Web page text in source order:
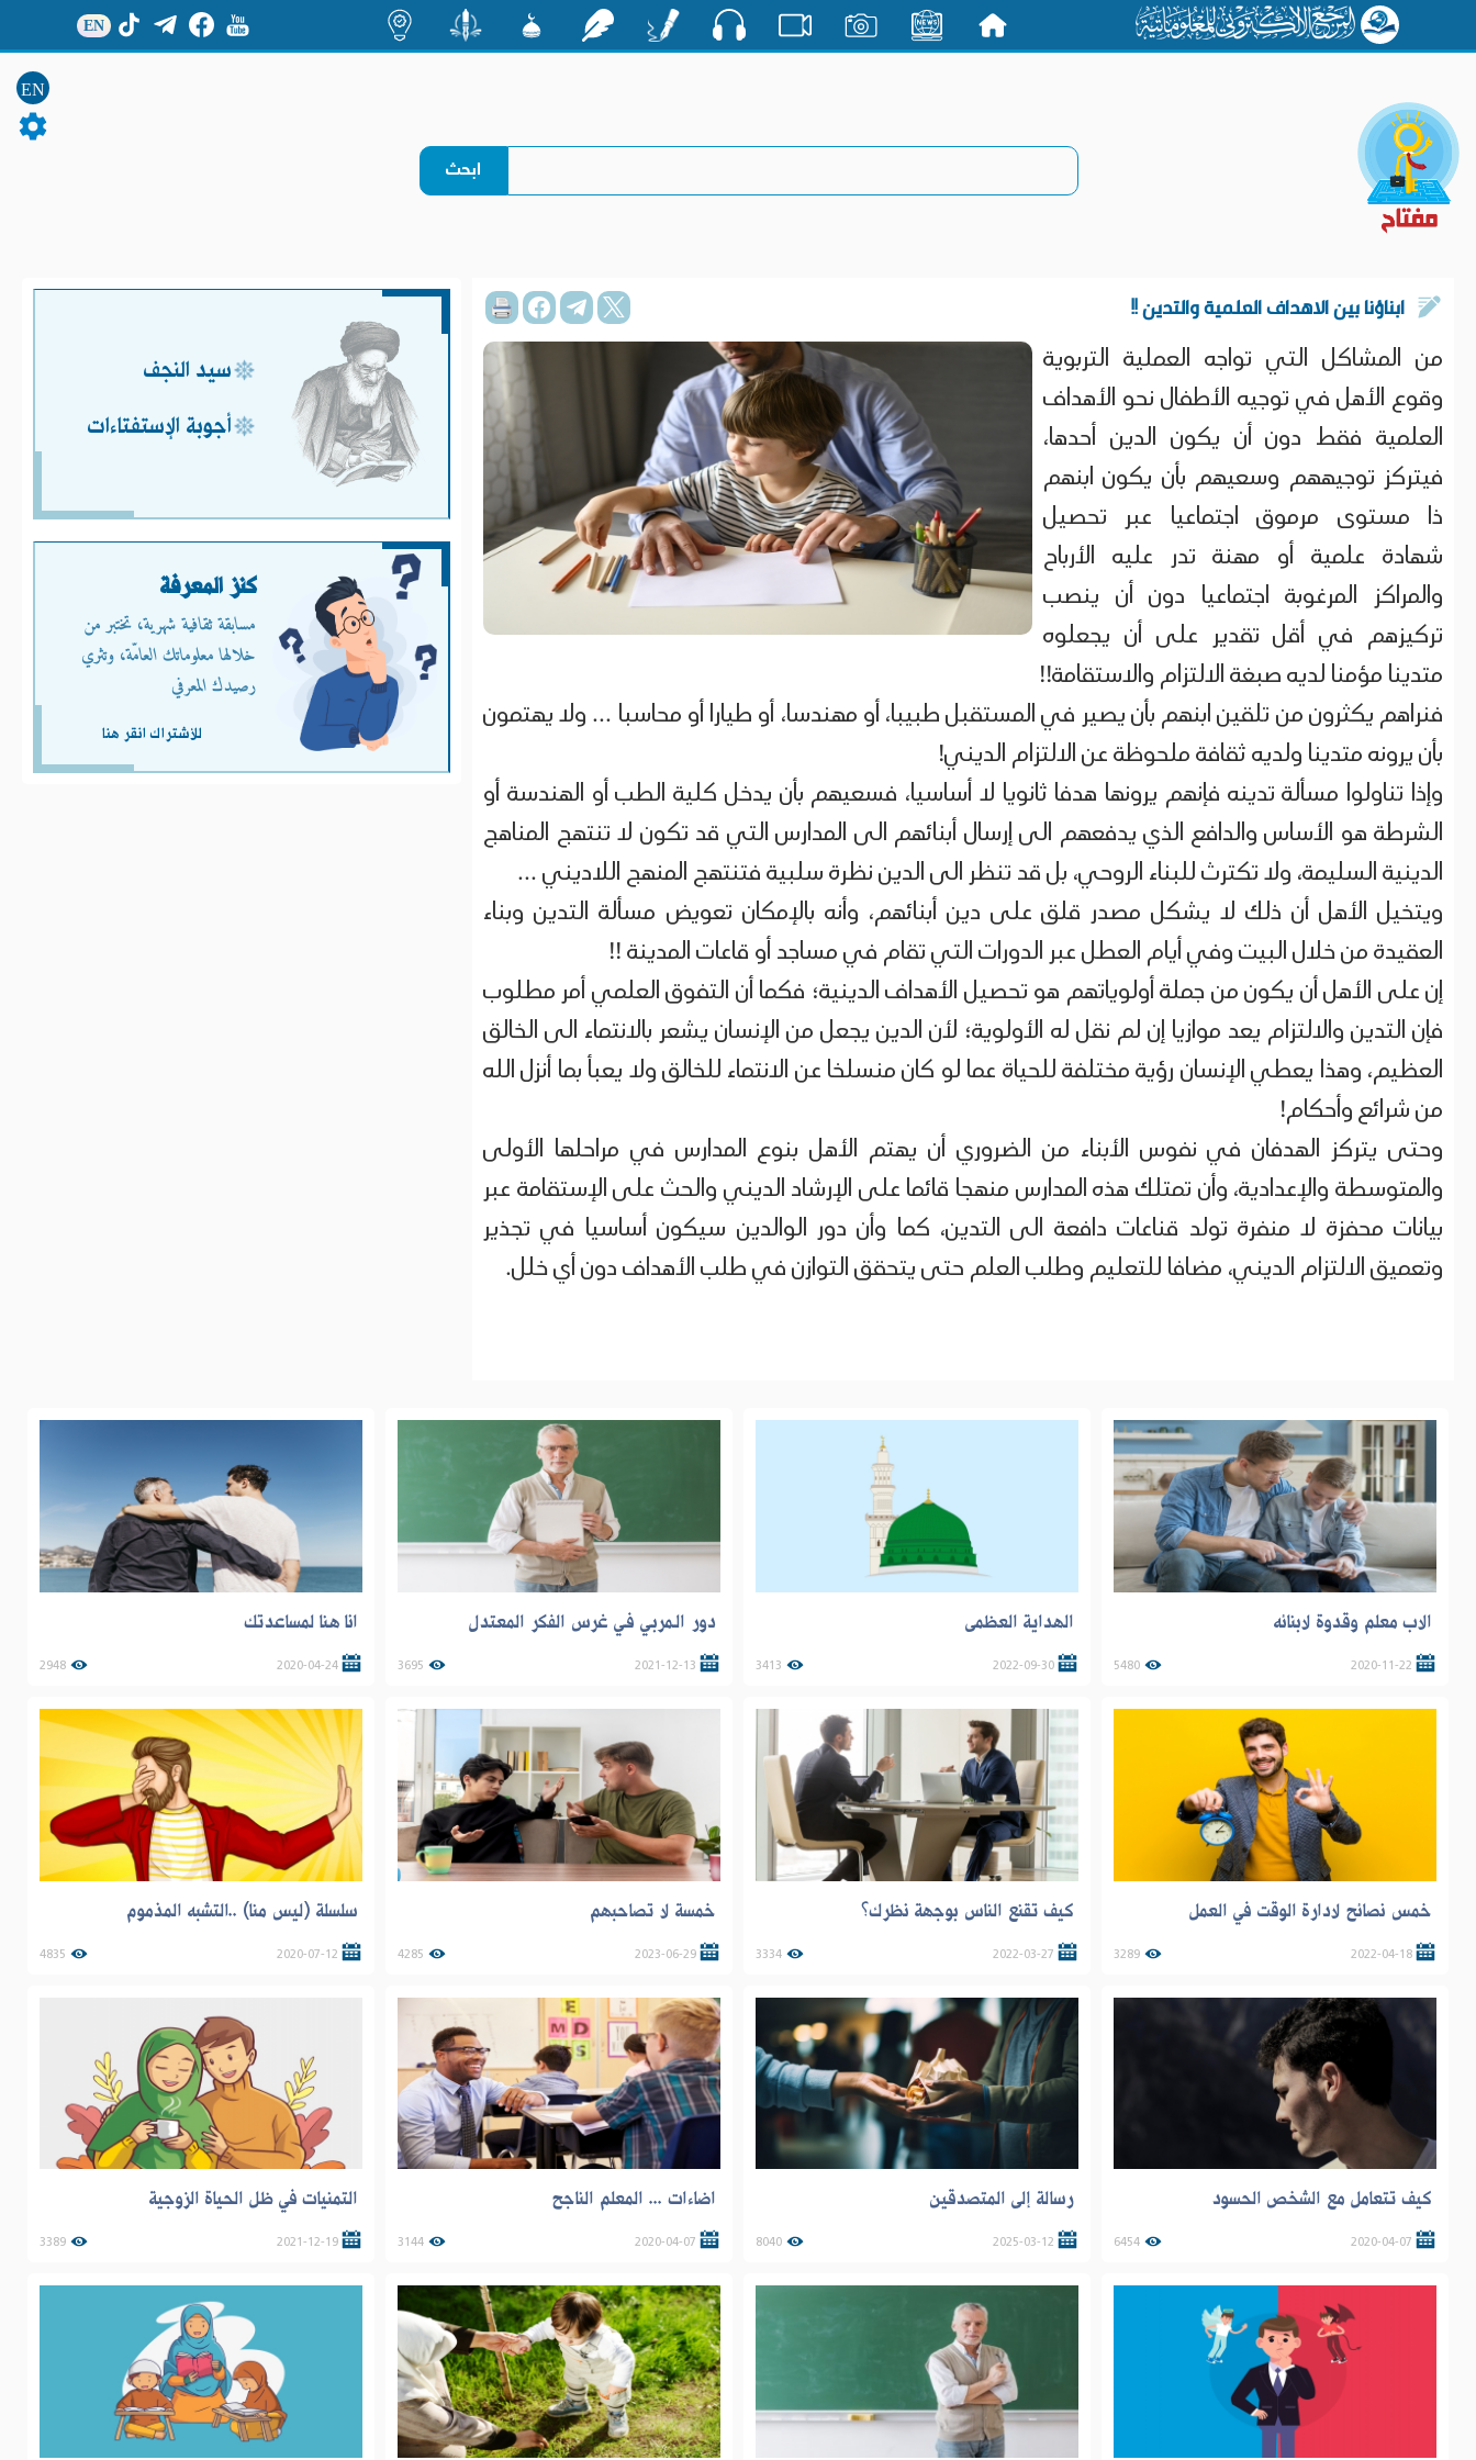
EN
EN
ابناؤنا بين الاهداف العلمية والتدين !!
من المشاكل التي تواجه العملية التربوية
وقوع الأهل في توجيه الأطفال نحو الأهداف
العلمية فقط دون أن يكون الدين أحدها،
فيتركز توجيههم وسعيهم بأن يكون ابنهم
ذا مستوى مرموق اجتماعيا عبر تحصيل
شهادة علمية أو مهنة تدر عليه الأرباح
والمراكز المرغوبة اجتماعيا دون أن ينصب
تركيزهم في أقل تقدير على أن يجعلوه
متدينا مؤمنا لديه صبغة الالتزام والاستقامة!!
فنراهم يكثرون من تلقين ابنهم بأن يصير في المستقبل طبيبا، أو مهندسا، أو طيارا أو محاسبا ... ولا يهتمون
بأن يرونه متدينا ولديه ثقافة ملحوظة عن الالتزام الديني!
وإذا تناولوا مسألة تدينه فإنهم يرونها هدفا ثانويا لا أساسيا، فسعيهم بأن يدخل كلية الطب أو الهندسة أو
الشرطة هو الأساس والدافع الذي يدفعهم الى إرسال أبنائهم الى المدارس التي قد تكون لا تنتهج المناهج
الدينية السليمة، ولا تكترث للبناء الروحي، بل قد تنظر الى الدين نظرة سلبية فتنتهج المنهج اللاديني ...
ويتخيل الأهل أن ذلك لا يشكل مصدر قلق على دين أبنائهم، وأنه بالإمكان تعويض مسألة التدين وبناء
العقيدة من خلال البيت وفي أيام العطل عبر الدورات التي تقام في مساجد أو قاعات المدينة !!
إن على الأهل أن يكون من جملة أولوياتهم هو تحصيل الأهداف الدينية؛ فكما أن التفوق العلمي أمر مطلوب
فإن التدين والالتزام يعد موازيا إن لم نقل له الأولوية؛ لأن الدين يجعل من الإنسان يشعر بالانتماء الى الخالق
العظيم، وهذا يعطي الإنسان رؤية مختلفة للحياة عما لو كان منسلخا عن الانتماء للخالق ولا يعبأ بما أنزل الله
من شرائع وأحكام!
وحتى يتركز الهدفان في نفوس الأبناء من الضروري أن يهتم الأهل بنوع المدارس في مراحلها الأولى
والمتوسطة والإعدادية، وأن تمتلك هذه المدارس منهجا قائما على الإرشاد الديني والحث على الإستقامة عبر
بيانات محفزة لا منفرة تولد قناعات دافعة الى التدين، كما وأن دور الوالدين سيكون أساسيا في تجذير
وتعميق الالتزام الديني، مضافا للتعليم وطلب العلم حتى يتحقق التوازن في طلب الأهداف دون أي خلل.
سيد النجف
أجوبة الإستفتاءات
كنز المعرفة
مسابقة ثقافية شهرية، تختبر من
خلالها معلوماتك العامّة، وتثري
رصيدك المعرفي
للأشتراك انقر هنا
الاب معلم وقدوة لابنائه
2020-11-22
5480
الهداية العظمى
2022-09-30
3413
دور الـمربـي فـي غرس الفكر المعتدل
2021-12-13
3695
انا هنا لمساعدتك
2020-04-24
2948
خمس نصائح لادارة الوقت في العمل
2022-04-18
3289
كيف تقنع الناس بوجهة نظرك؟
2022-03-27
3334
خمسة لا تصاحبهم
2023-06-29
4285
سلسلة (ليس منا) ..التشبه المذموم
2020-07-12
4835
كيف تتعامل مع الشخص الحسود
2020-04-07
6454
رسالة إلى المتصدقين
2025-03-12
8040
اضاءات ... المعلم الناجح
2020-04-07
3144
التمنيات في ظل الحياة الزوجية
2021-12-19
3389